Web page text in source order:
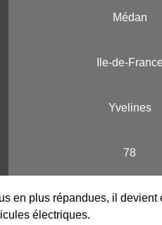
Médan
Ile-de-
Yvelines
78
en plus répandues, il devient
électriques.